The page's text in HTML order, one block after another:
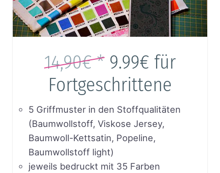
14,90€ * 9.99€ für
Fortgeschrittene
5 Griffmuster in den Stoffqualitäten
(Baumwollstoff, Viskose Jersey,
Baumwoll-Kettsatin, Popeline,
Baumwollstoff light)
jeweils bedruckt mit 35 Farben